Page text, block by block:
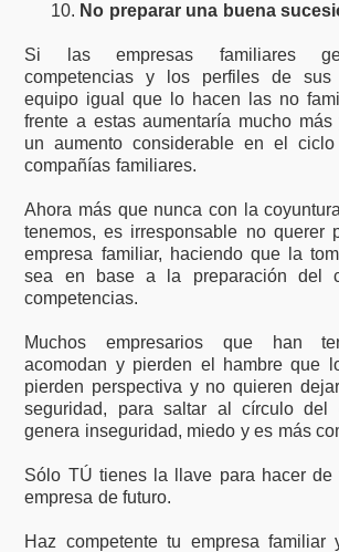
No preparar una buena
Si las empresas familiares
competencias y los perfiles de
equipo igual que lo hacen las no
frente a estas aumentaría mucho
un aumento considerable en el
compañías familiares.
Ahora más que nunca con la
tenemos, es irresponsable no querer
empresa familiar, haciendo que la
sea en base a la preparación del
competencias.
Muchos empresarios que han
acomodan y pierden el hambre que
pierden perspectiva y no quieren
seguridad, para saltar al círculo del
genera inseguridad, miedo y es más
Sólo TÚ tienes la llave para hacer de
empresa de futuro.
Haz competente tu empresa